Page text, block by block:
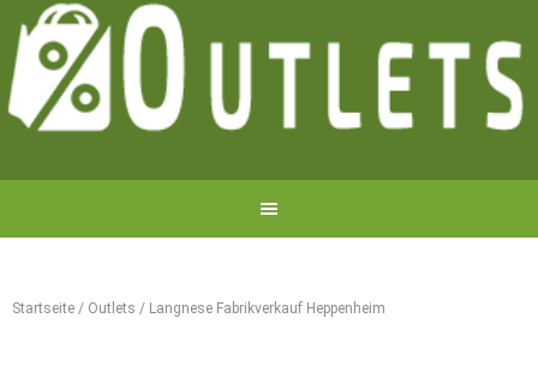
Startseite / Outlets / Langnese Fabrikverkauf Heppenheim